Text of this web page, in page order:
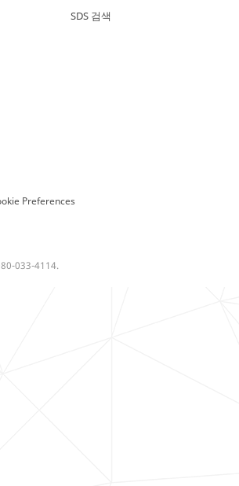
SDS 검색
Preferences
033-4114.